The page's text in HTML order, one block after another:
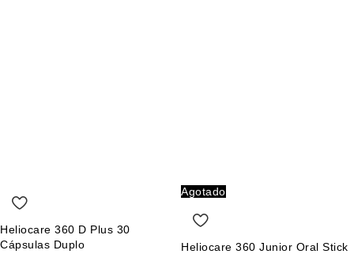
Heliocare 360 D Plus 30
Cápsulas Duplo
Agotado
Heliocare 360 Junior Oral Stick